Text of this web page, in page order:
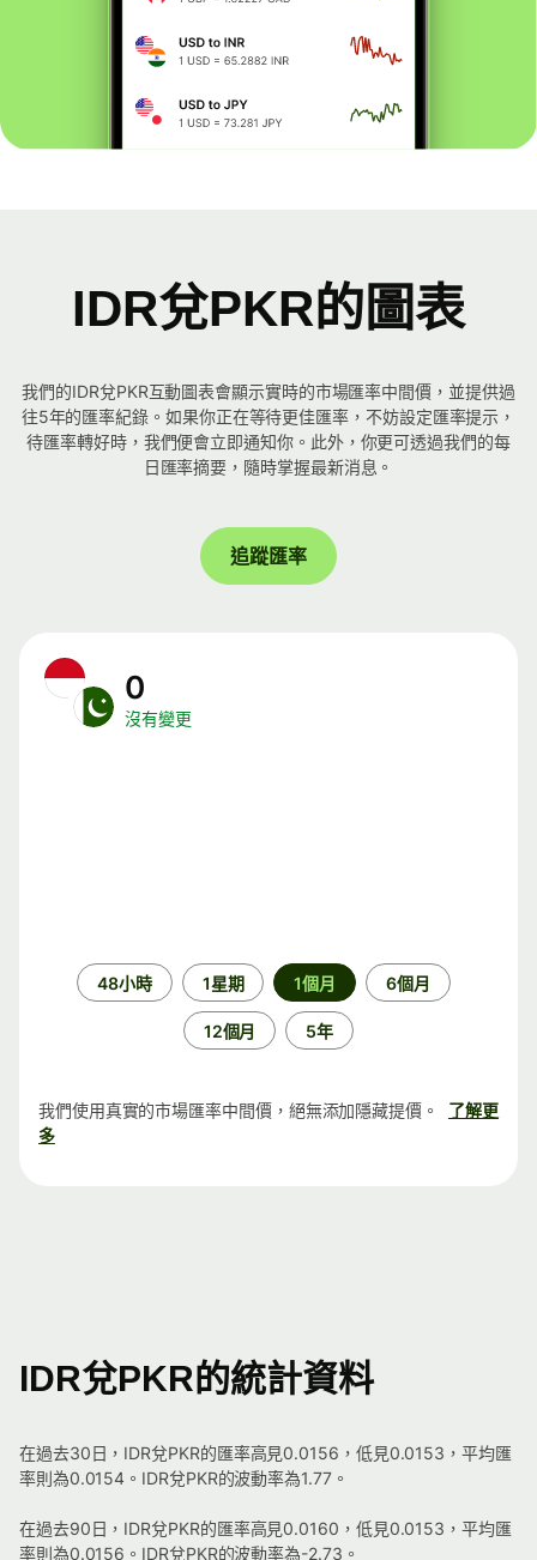
IDR兌PKR的圖表
我們的IDR兌PKR互動圖表會顯示實時的市場匯率中間價，並提供過
往5年的匯率紀錄。如果你正在等待更佳匯率，不妨設定匯率提示，
待匯率轉好時，我們便會立即通知你。此外，你更可透過我們的每
日匯率摘要，隨時掌握最新消息。
追蹤匯率
0
沒有變更
48小時 1星期 1個月 6個月
12個月 5年
我們使用真實的市場匯率中間價，絕無添加隱藏提價。
了解更
多
IDR兌PKR的統計資料
在過去30日，IDR兌PKR的匯率高見0.0156，低見0.0153，平均匯
率則為0.0154。IDR兌PKR的波動率為1.77。
在過去90日，IDR兌PKR的匯率高見0.0160，低見0.0153，平均匯
率則為0.0156。IDR兌PKR的波動率為-2.73。